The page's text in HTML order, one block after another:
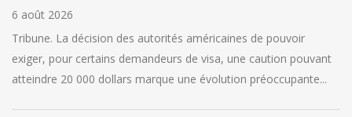
6 août 2026
Tribune. La décision des autorités américaines de pouvoir
exiger, pour certains demandeurs de visa, une caution pouvant
atteindre 20 000 dollars marque une évolution préoccupante...